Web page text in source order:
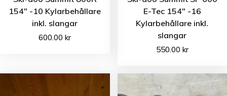
154″ -10 Kylarbehållare
inkl. slangar
600.00kr
E-Tec 154″ -16
Kylarbehållare inkl.
slangar
550.00 kr